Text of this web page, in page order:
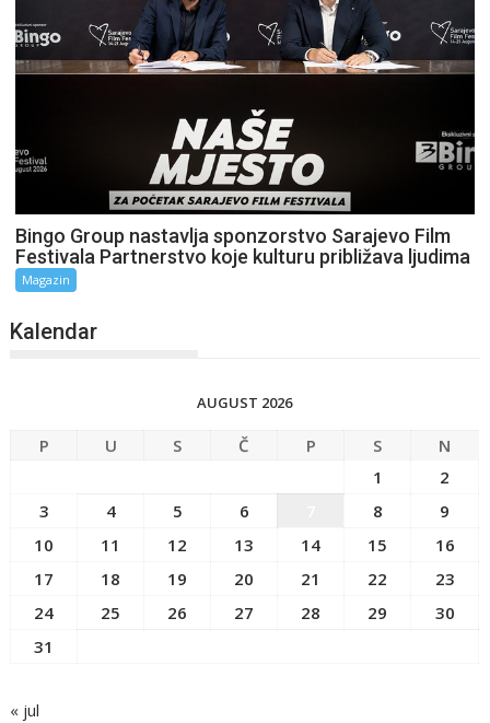
Bingo Group nastavlja sponzorstvo Sarajevo Film
Festivala Partnerstvo koje kulturu približava ljudima
Magazin
Kalendar
AUGUST 2026
P U S Č P S
N
1
2
3
4 5 6 8
9
10
11 12 13 14 15
16
17
18 19 20 21 22
23
24
25 26 27 28 29
30
31
« jul